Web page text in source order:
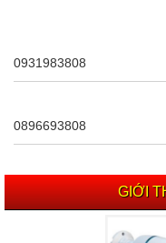
0931983808
0896693808
GIỚI